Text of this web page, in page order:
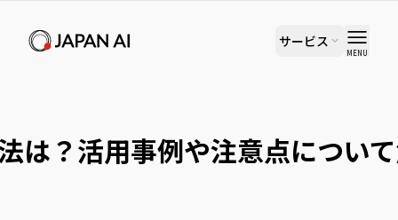
サービス
MENU
は？活用事例や注意点につい